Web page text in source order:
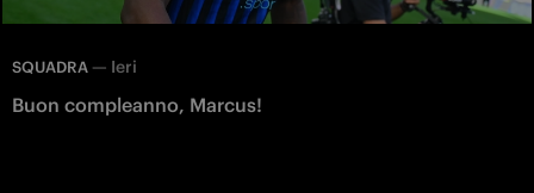
SQUADRA — Ieri
Buon compleanno, Marcus!